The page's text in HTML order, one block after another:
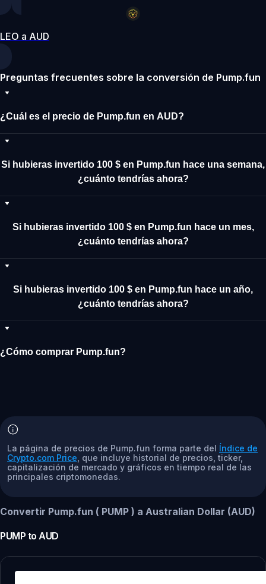
LEO a AUD
Preguntas frecuentes sobre la conversión de Pump.fun
¿Cuál es el precio de Pump.fun en AUD?
Si hubieras invertido 100 $ en Pump.fun hace una semana,
¿cuánto tendrías ahora?
Si hubieras invertido 100 $ en Pump.fun hace un mes,
¿cuánto tendrías ahora?
Si hubieras invertido 100 $ en Pump.fun hace un año,
¿cuánto tendrías ahora?
¿Cómo comprar Pump.fun?
La página de precios de Pump.fun forma parte del Índice de
Crypto.com Price , que incluye historial de precios, ticker,
capitalización de mercado y gráficos en tiempo real de las
principales criptomonedas.
Convertir Pump.fun ( PUMP ) a Australian Dollar (AUD)
PUMP toAUD